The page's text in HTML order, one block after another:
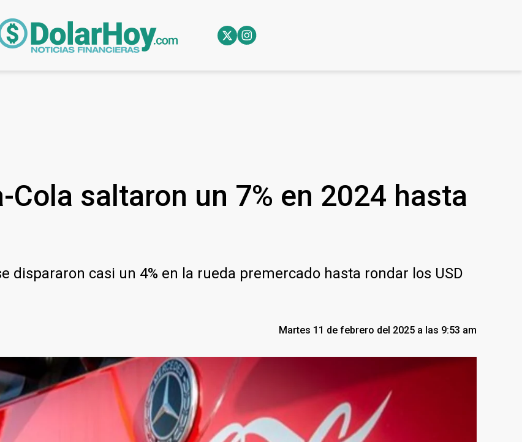
saltaron un 7% en 2024 hasta
dispararon casi un 4% en la rueda premercado hasta rondar los USD
Martes 11 de febrero del 2025 a las 9:53 am